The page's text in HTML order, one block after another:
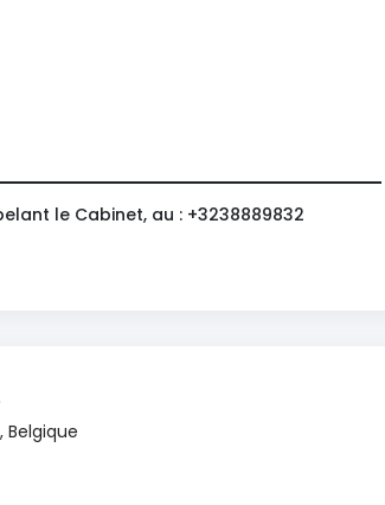
le Cabinet, au : +3238889832
Belgique